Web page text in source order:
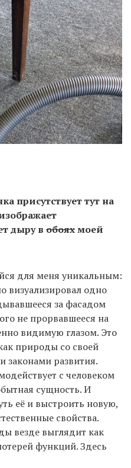
присутствует тут на
дыру в обояхмоей
для меня уникальным:
визуализировал одно
за фасадом
не прорвавшееся на
видимую глазом. Это
природы со своей
законами развития.
с человеком
сущность. И
её и выстроить новую,
свойства.
везде выглядит как
функций. Здесь